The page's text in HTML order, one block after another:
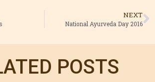
NEXT
National Ayurveda Day 2016
POSTS